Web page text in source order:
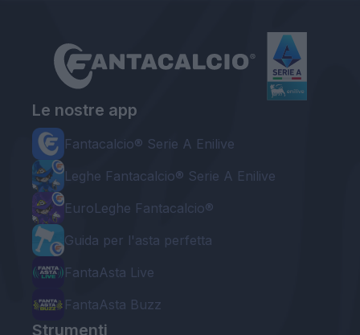
Le nostre app
Fantacalcio® Serie A Enilive
Leghe Fantacalcio® Serie A Enilive
EuroLeghe Fantacalcio®
Guida per l'asta perfetta
FantaAsta Live
FantaAsta Buzz
Strumenti